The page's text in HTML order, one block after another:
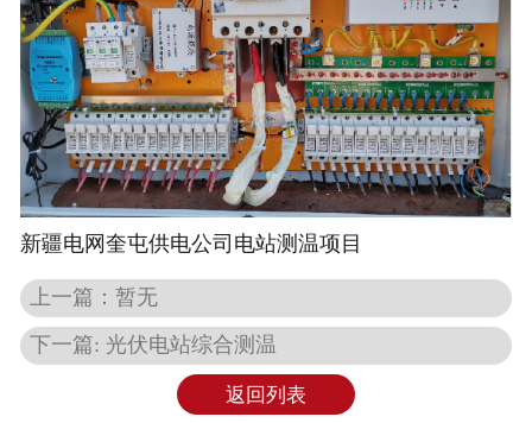
新闻动态
行业动态
客户服务
加入新楚
新疆电网奎屯供电公司电站测温项目
上一篇：暂无
下一篇: 光伏电站综合测温
返回列表